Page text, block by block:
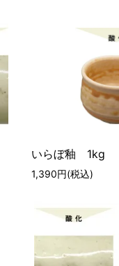
いらぼ釉 1kg
1,390円(税込)